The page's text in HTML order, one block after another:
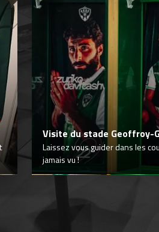
Visite du stade Geoffroy-
Laissez vous guider dans les
jamais vu !